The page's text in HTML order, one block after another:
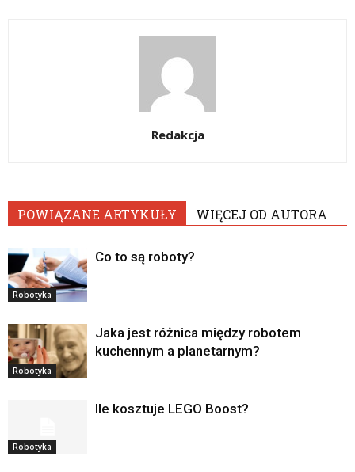
Redakcja
POWIĄZANE ARTYKUŁY WIĘCEJ OD AUTORA
Robotyka
Co to są roboty?
Robotyka
Jaka jest różnica między robotem
kuchennym a planetarnym?
Robotyka
Ile kosztuje LEGO Boost?